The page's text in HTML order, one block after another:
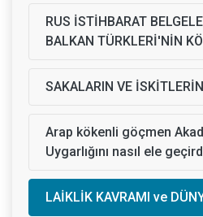
RUS İSTİHBARAT
BALKAN TÜRKLERİ'NİN
SAKALARIN VE
Arap kökenli göçmen
Uygarlığını nasıl ele
LAİKLİK KAVRAMI ve